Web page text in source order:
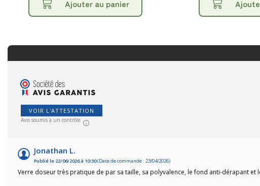
Ajouter au panier
VOIR L'ATTESTATION
Avis soumis à un contrôle
Jonathan L.
Publié le 22/06/2026 à 10:30(Date de commande : 23/04/2026)
Verre doseur très pratique de par sa taille, sa polyvalence, le fond anti-dérapant